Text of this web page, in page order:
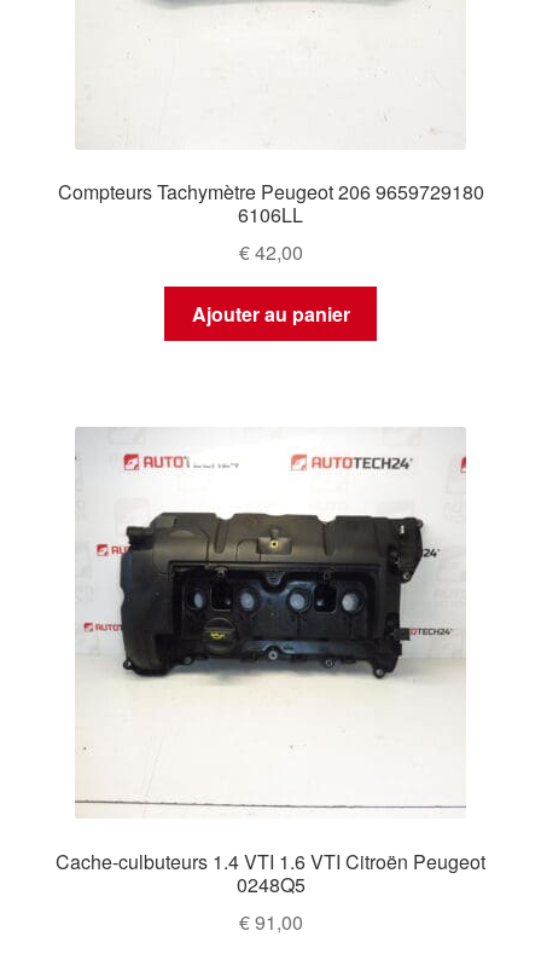
Compteurs Tachymètre Peugeot 206 9659729180
6106LL
€42,00
Ajouter au panier
Cache-culbuteurs 1.4 VTI 1.6 VTI Citroën Peugeot
0248Q5
€91,00